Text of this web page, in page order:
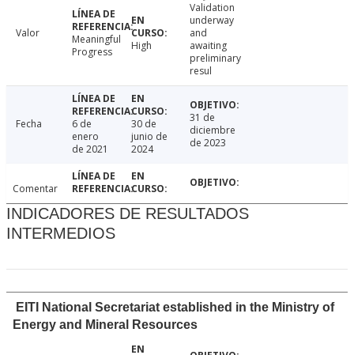
Valor
Meaningful
Progress
High
Validation
underway
and
awaiting
preliminary
resul
Fecha
6 de
enero
de 2021
30 de
junio de
2024
31 de
diciembre
de 2023
Comentar
INDICADORES DE RESULTADOS
INTERMEDIOS
EITI National Secretariat established in the Ministry of
Energy and Mineral Resources